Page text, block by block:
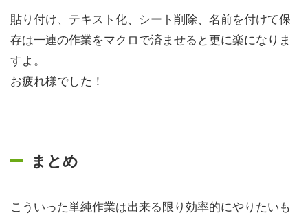
貼り付け、テキスト化、シート削除、名前を付けて保
存は一連の作業をマクロで済ませると更に楽になりま
すよ。
お疲れ様でした！
まとめ
こういった単純作業は出来る限り効率的にやりたいも